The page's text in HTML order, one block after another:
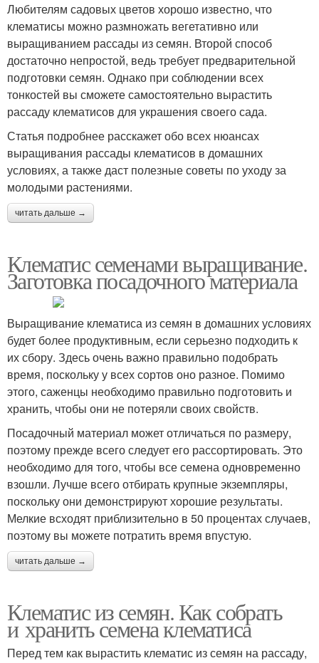
Любителям садовых цветов хорошо известно, что
клематисы можно размножать вегетативно или
выращиванием рассады из семян. Второй способ
достаточно непростой, ведь требует предварительной
подготовки семян. Однако при соблюдении всех
тонкостей вы сможете самостоятельно вырастить
рассаду клематисов для украшения своего сада.
Статья подробнее расскажет обо всех нюансах
выращивания рассады клематисов в домашних
условиях, а также даст полезные советы по уходу за
молодыми растениями.
читать дальше →
Клематис семенами выращивание.
Заготовка посадочного материала
Выращивание клематиса из семян в домашних условиях
будет более продуктивным, если серьезно подходить к
их сбору. Здесь очень важно правильно подобрать
время, поскольку у всех сортов оно разное. Помимо
этого, саженцы необходимо правильно подготовить и
хранить, чтобы они не потеряли своих свойств.
Посадочный материал может отличаться по размеру,
поэтому прежде всего следует его рассортировать. Это
необходимо для того, чтобы все семена одновременно
взошли. Лучше всего отбирать крупные экземпляры,
поскольку они демонстрируют хорошие результаты.
Мелкие всходят приблизительно в 50 процентах случаев,
поэтому вы можете потратить время впустую.
читать дальше →
Клематис из семян. Как собрать
и хранить семена клематиса
Перед тем как вырастить клематис из семян на рассаду,